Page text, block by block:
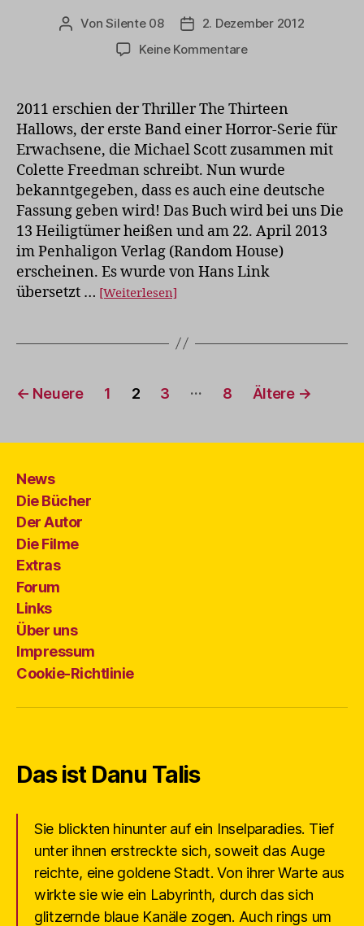
Beitragsautor
VonSilente 08 Veröffentlichungsdatum
2. Dezember 2012
Keine Kommentarezu
der
Thirteen
Hallows
2011 erschien der Thriller The Thirteen
Hallows, der erste Band einer Horror-Serie für
Erwachsene, die Michael Scott zusammen mit
Colette Freedman schreibt. Nun wurde
bekanntgegeben, dass es auch eine deutsche
Fassung geben wird! Das Buch wird bei uns Die
13 Heiligtümer heißen und am 22. April 2013
im Penhaligon Verlag (Random House)
erscheinen. Es wurde von Hans Link
übersetzt … [Weiterlesen]
Seitennummerierung
Beiträge
← Neuere 1 2 3 … 8 Ältere →
News
Die Bücher
Der Autor
Die Filme
Extras
Forum
Links
Über uns
Impressum
Cookie-Richtlinie
Das ist Danu Talis
Sie blickten hinunter auf ein Inselparadies. Tief
unter ihnen erstreckte sich, soweit das Auge
reichte, eine goldene Stadt. Von ihrer Warte aus
wirkte sie wie ein Labyrinth, durch das sich
glitzernde blaue Kanäle zogen. Auch rings um